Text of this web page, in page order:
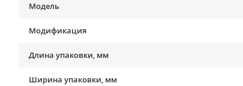
Модель
Модификация
Длина упаковки, мм
Ширина упаковки, мм